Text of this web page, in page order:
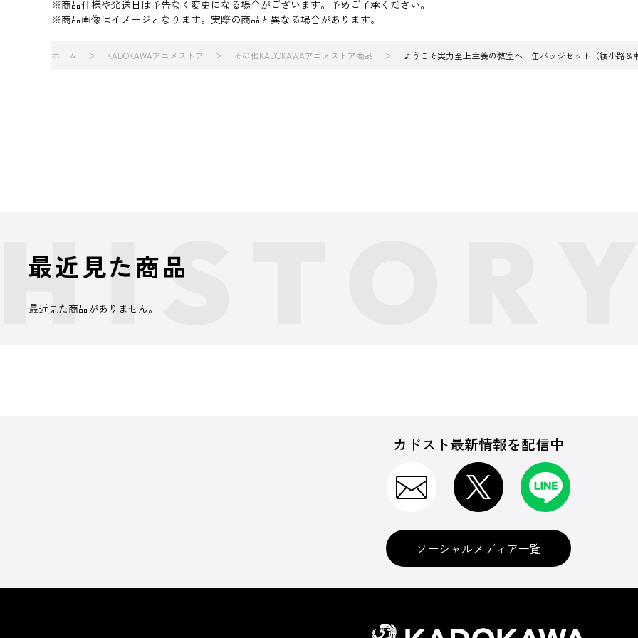
※商品仕様や発送日は予告なく変更になる場合がございます。予めご了承ください。
※商品画像はイメージとなります。実際の商品と異なる場合があります。
ホーム KADOKAWAアニメストア その他KADOKAWAアニメストア商品 ようこそ実力至上主義の教室へ 缶バッジセット（綾小路＆
最近見た商品
最近見た商品がありません。
カドスト最新情報を配信中
ソーシャルメディア一覧